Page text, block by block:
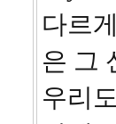
다르
은 그
우리